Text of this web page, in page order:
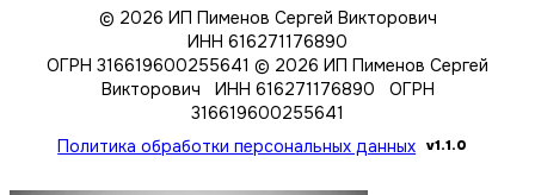
© 2026 ИП Пименов Сергей Викторович
ИНН 616271176890
ОГРН 316619600255641 © 2026 ИП Пименов Сергей
Викторович ИНН 616271176890 ОГРН
316619600255641
Политика обработки персональных данных v1.1.0